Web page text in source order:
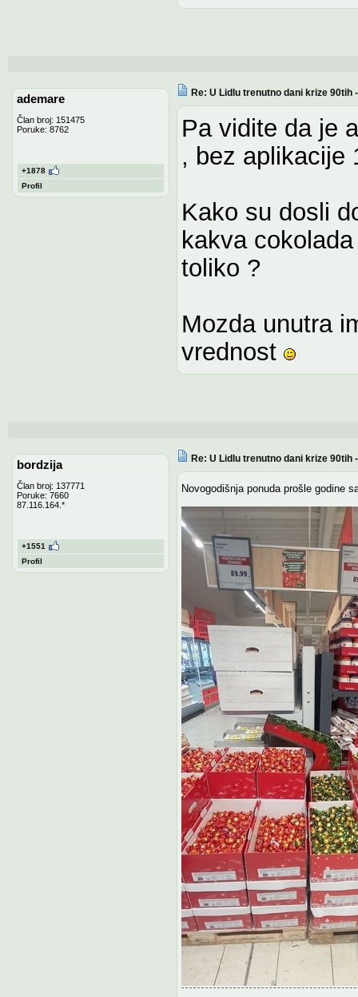
ademare
Član broj: 151475
Poruke: 8762
+1878
Profil
Re: U Lidlu trenutno dani krize 90tih
Pa vidite da je
, bez aplikacije
Kako su dosli
kakva
toliko ?
Mozda unutra
vrednost
bordzija
Član broj: 137771
Poruke: 7660
87.116.164.*
+1551
Profil
Re: U Lidlu trenutno dani krize 90tih
Novogodišnja ponuda prošle godine